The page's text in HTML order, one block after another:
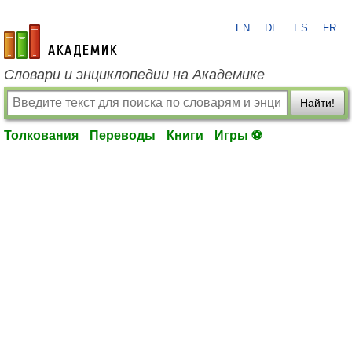
academic.ru
EN DE ES FR
Словари и энциклопедии на Академике
Найти!
Толкования Переводы Книги Игры ⚽